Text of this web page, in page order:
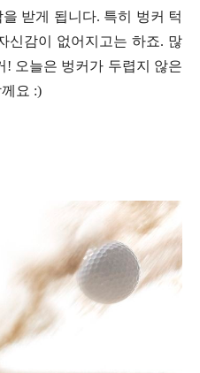
받게 됩니다. 특히 벙커 턱
신감이 없어지고는 하죠. 많
! 오늘은 벙커가 두렵지 않은
요 :)